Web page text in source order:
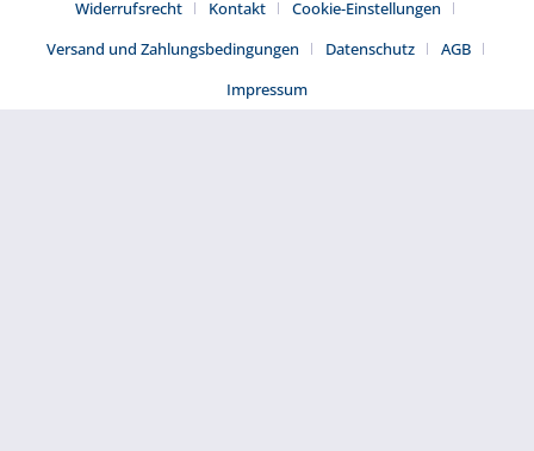
Widerrufsrecht
Kontakt
Cookie-Einstellungen
Versand und Zahlungsbedingungen
Datenschutz
AGB
Impressum